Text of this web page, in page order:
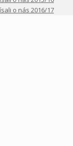
o nás 2016/17